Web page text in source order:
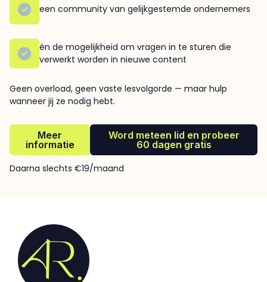
een community van gelijkgestemde ondernemers
én de mogelijkheid om vragen in te sturen die
verwerkt worden in nieuwe content
Geen overload, geen vaste lesvolgorde — maar hulp
wanneer jij ze nodig hebt.
Meer
informatie
Word meteen lid en probeer
60 dagen gratis
Daarna slechts €19/maand